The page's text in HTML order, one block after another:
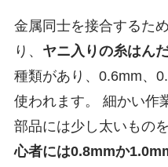
金属同士を接合するた
り、 ヤニ入りの糸はん
種類があり、0.6mm、
使われます。 細かい作
部品には少し太いもの
心者には0.8mmか